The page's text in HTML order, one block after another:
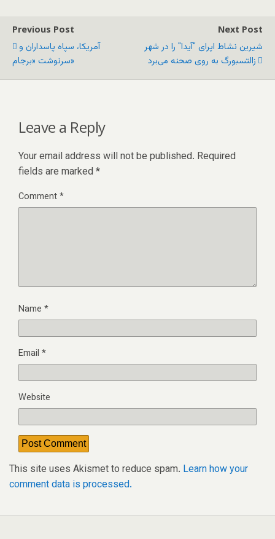
Previous Post
آمریکا، سپاه پاسداران و
سرنوشت «برجام»
Next Post
شیرین نشاط اپرای "آیدا" را در شهر
زالتسبورگ به روی صحنه می‌برد
Leave a Reply
Your email address will not be published. Required
fields are marked *
Comment*
Name *
Email *
Website
This site uses Akismet to reduce spam. Learn how your
comment data is processed.